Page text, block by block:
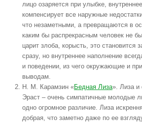
лицо озаряется при улыбке,
компенсирует все наружные
что незаметными, а превращаются в
каким бы распрекрасным человек не
царит злоба, корысть, это становится
сразу, но внутреннее наполнение
и поведении, из чего окружающие и
выводам.
Н. М. Карамзин «Бедная Лиза». Лиза и
Эраст – очень симпатичные молодые
одно огромное различие. Лиза
добрая, что заметно даже по ее